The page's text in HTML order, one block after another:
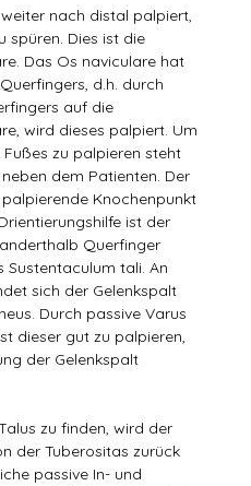
nach distal palpiert,
spüren. Dies ist die
Das Os naviculare hat
d.h. durch
auf die
wird dieses palpiert. Um
zu palpieren steht
dem Patienten. Der
Knochenpunkt
ist der
Querfinger
tali. An
sich der Gelenkspalt
Durch passive Varus
dieser gut zu palpieren,
der Gelenkspalt
zu finden, wird der
der Tuberositas zurück
passive In- und